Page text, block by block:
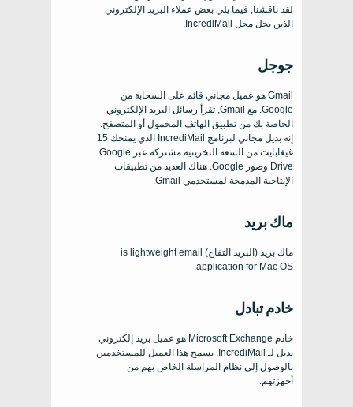
لقد ناقشنا, فيما يلي بعض عملاء البريد الإلكتروني
الذين يحل محل IncrediMail.
جوجل
Gmail هو عميل مجاني قائم على السحابة من
Google. مع Gmail, تقرأ رسائل البريد الإلكتروني
الخاصة بك من تطبيق الهاتف المحمول أو المتصفح.
إنه بديل مجاني لبرنامج IncrediMail الذي يمنحك 15
غيغابايت من السعة التخزينية مشتركة عبر Google
Drive وصور Google. هناك العديد من تطبيقات
الإنتاجية المدمجة لمستخدمي Gmail.
ماك بريد
ماك بريد (البريد التفاح) is lightweight email
application for Mac OS
خادم تبادل
خادم Microsoft Exchange هو عميل بريد إلكتروني
بديل لـ IncrediMail. يسمح هذا العميل للمستخدمين
بالوصول إلى نظام المراسلة الخاص بهم من
أجهزتهم.